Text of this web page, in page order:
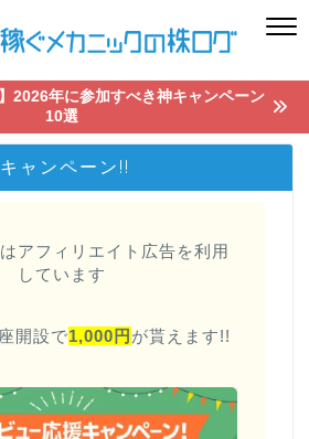
2026年に参加すべき神キャンペーン
10選
ャンペーン!!
アフィリエイト広告を利用
しています
開設で1,000円 が貰えます!!